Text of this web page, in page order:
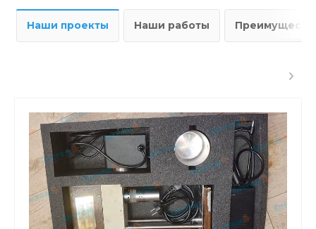
Наши проекты Наши работы